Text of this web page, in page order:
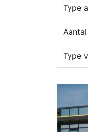
Type
Type